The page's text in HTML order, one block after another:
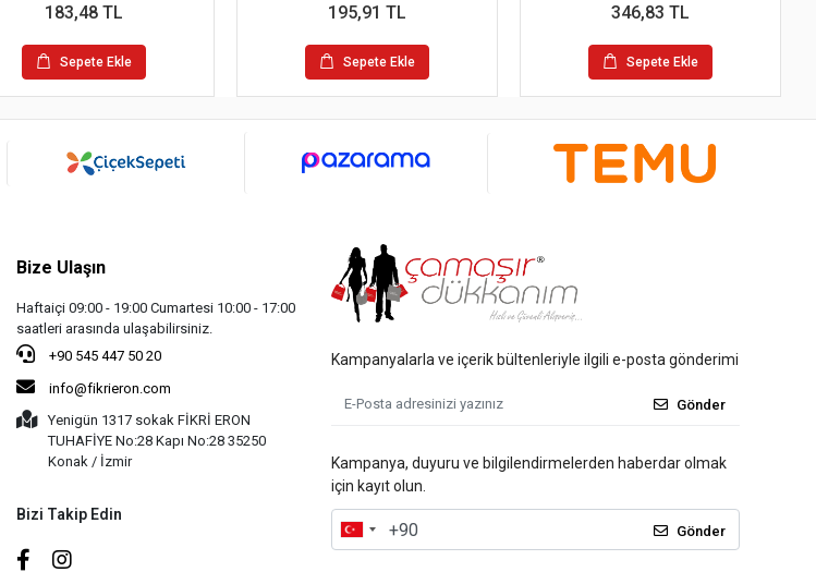
183,48 TL
Sepete Ekle
195,91 TL
Sepete Ekle
346,83 TL
Sepete Ekle
Bize Ulaşın
Haftaiçi 09:00 - 19:00 Cumartesi 10:00 - 17:00
saatleri arasında ulaşabilirsiniz.
+90 545 447 50 20
info@fikrieron.com
Yenigün 1317 sokak FİKRİ ERON
TUHAFİYE No:28 Kapı No:28 35250
Konak / İzmir
Bizi Takip Edin
Kampanyalarla ve içerik bültenleriyle ilgili e-posta gönderimi
Gönder
Kampanya, duyuru ve bilgilendirmelerden haberdar olmak
için kayıt olun.
Gönder